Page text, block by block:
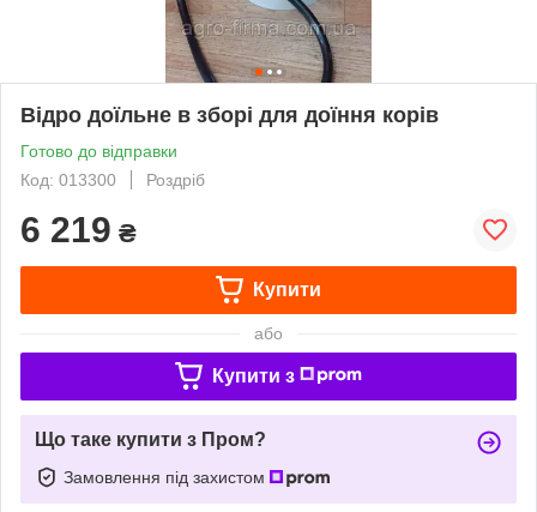
Відро доїльне в зборі для доїння корів
Готово до відправки
Код: 013300
Роздріб
6 219 ₴
Купити
або
Купити з
Що таке купити з Пром?
Замовлення під захистом